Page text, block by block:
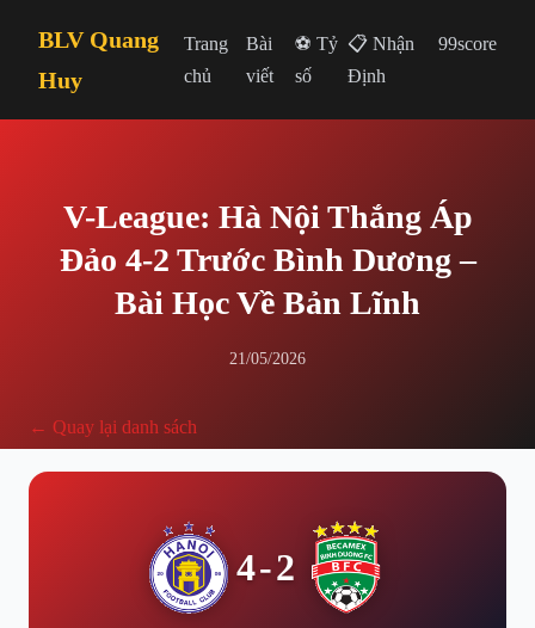
BLV Quang
Huy
Trang
chủ
Bài
viết
⚽ Tỷ
số
📋 Nhận
Định
99score
V-League: Hà Nội Thắng Áp
Đảo 4-2 Trước Bình Dương –
Bài Học Về Bản Lĩnh
21/05/2026
← Quay lại danh sách
4-2